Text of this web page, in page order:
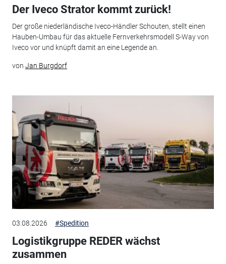
Der Iveco Strator kommt zurück!
Der große niederländische Iveco-Händler Schouten, stellt einen
Hauben-Umbau für das aktuelle Fernverkehrsmodell S-Way von
Iveco vor und knüpft damit an eine Legende an.
von Jan Burgdorf
03.08.2026 #Spedition
Logistikgruppe REDER wächst
zusammen